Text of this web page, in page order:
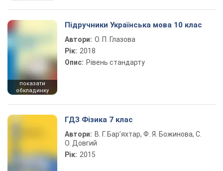
показати
обкладинку
Підручники Українська мова 10 клас
Автори: О. П. Глазова
Рік: 2018
Опис: Рівень стандарту
ГДЗ Фізика 7 клас
Автори: В. Г. Бар’яхтар, Ф. Я. Божинова, С.
О. Довгий
Рік: 2015